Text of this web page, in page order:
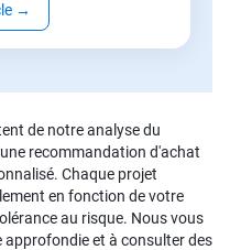
→
de notre analyse du
recommandation d'achat
Chaque projet
en fonction de votre
au risque. Nous vous
et à consulter des